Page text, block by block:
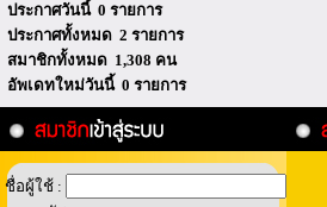
ประกาศวันนี้ 0 รายการ
ประกาศทั้งหมด 2 รายการ
สมาชิกทั้งหมด 1,308 คน
อัพเดทใหม่วันนี้ 0 รายการ
ชื่อผู้ใช้ :